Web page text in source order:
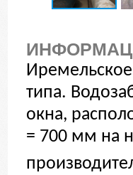
типа.
окна,
= 700 мм на